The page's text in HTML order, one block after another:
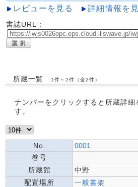
レビューを見る
詳細情報を
書誌URL：
所蔵一覧 1件～2件（全2件）
ナンバーをクリックすると所蔵詳細
す。
No.
0001
巻号
所蔵館
中野
配置場所
一般書架